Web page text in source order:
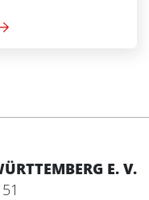
Umständen dazu,
E. V.